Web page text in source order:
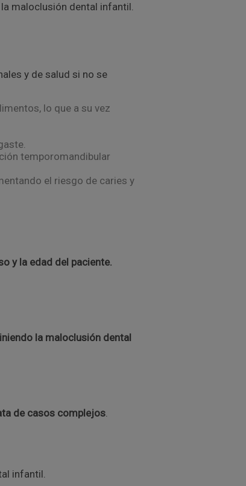
maloclusión dental infantil.
y de salud si no se
lo que a su vez
temporomandibular
el riesgo de caries y
y la edad del paciente.
la maloclusión dental
de casos complejos.
infantil.